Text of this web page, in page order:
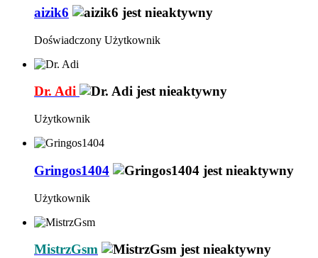
aizik6
Doświadczony Użytkownik
Dr. Adi
Użytkownik
Gringos1404
Użytkownik
MistrzGsm